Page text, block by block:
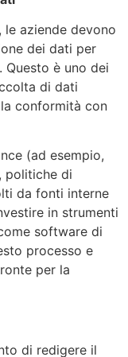
aziende devono
dei dati per
Questo è uno dei
di dati
conformità con
(ad esempio,
politiche di
da fonti interne
in strumenti
software di
processo e
per la
di redigere il